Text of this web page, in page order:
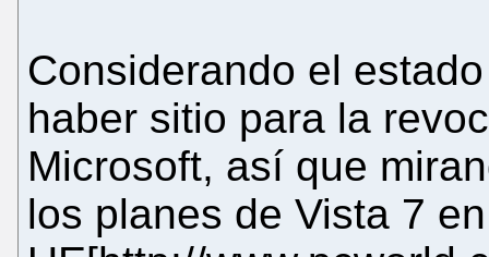
Considerando el
haber sitio para la
Microsoft, así que
los planes de Vista 7